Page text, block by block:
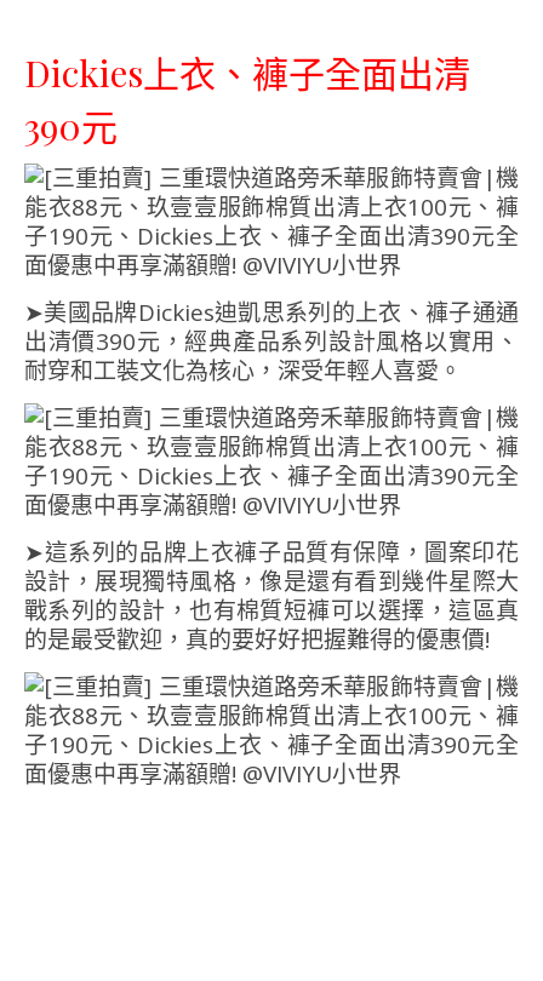
Dickies上衣、褲子全面出清
390元
➤美國品牌Dickies迪凱思系列的上衣、褲子通通
出清價390元，經典產品系列設計風格以實用、
耐穿和工裝文化為核心，深受年輕人喜愛。
➤這系列的品牌上衣褲子品質有保障，圖案印花
設計，展現獨特風格，像是還有看到幾件星際大
戰系列的設計，也有棉質短褲可以選擇，這區真
的是最受歡迎，真的要好好把握難得的優惠價!